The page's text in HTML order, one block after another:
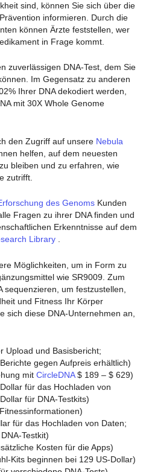
sind, können Sie sich über die
informieren. Durch die
können Ärzte feststellen, wer
in Frage kommt.
zuverlässigen DNA-Test, dem Sie
Im Gegensatz zu anderen
Ihrer DNA dekodiert werden,
mit 30X Whole Genome
den Zugriff auf unsere Nebula
helfen, auf dem neuesten
bleiben und zu erfahren, wie
zutrifft.
des Genoms Kunden
Fragen zu ihrer DNA finden und
Erkenntnisse auf dem
Library .
Möglichkeiten, um in Form zu
wie SR9009. Zum
sequenzieren, um festzustellen,
und Fitness Ihr Körper
sich diese DNA-Unternehmen an,
Upload und Basisbericht;
gegen Aufpreis erhältlich)
mit CircleDNA$ 189 – $ 629)
für das Hochladen von
für DNA-Testkits)
für das Hochladen von Daten;
Testkit)
Kosten für die Apps)
Kits beginnen bei 129 US-Dollar)